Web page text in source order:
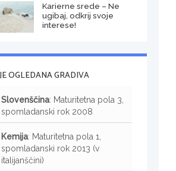
Karierne srede – Ne
ugibaj, odkrij svoje
interese!
OGLEDANA GRADIVA
Slovenščina: Maturitetna pola 3,
spomladanski rok 2008
Kemija: Maturitetna pola 1,
spomladanski rok 2013 (v
italijanščini)